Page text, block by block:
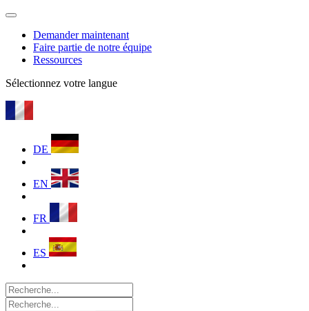
Demander maintenant
Faire partie de notre équipe
Ressources
Sélectionnez votre langue
DE
EN
FR
ES